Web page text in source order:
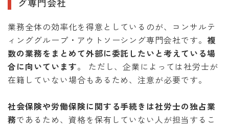
業務全体の効率化を得意としているのが、コンサルテ
ィンググループ・アウトソーシング専門会社です。複
数の業務をまとめて外部に委託したいと考えている場
合に向いています。 ただし、企業によっては社労士が
在籍していない場合もあるため、注意が必要です。
社会保険や労働保険に関する手続きは社労士の独占業
務であるため、資格を保有していない人が担当するこ